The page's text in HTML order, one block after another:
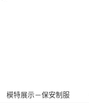
模特展示－保安制服